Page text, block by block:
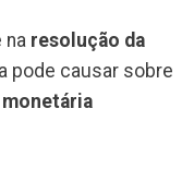
na resolução da
pode causar sobre